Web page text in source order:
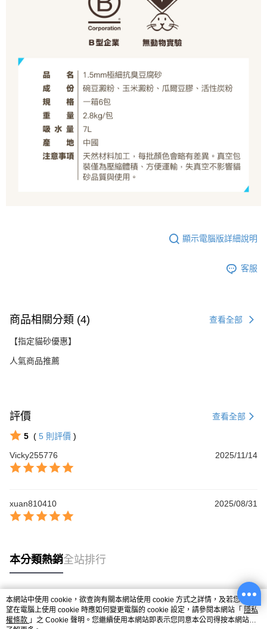
顯示電腦版詳細說明
客服
商品相關分類 (4) 查看全部
【指定貓砂優惠】
人氣商品推薦
評價 查看全部
5 ( 5 則評價 )
Vicky255776
2025/11/14
xuan810410 2025/08/31
本分類熱銷全站排行
熱門標籤
本網站中使用 cookie，欲查詢有關本網站使用 cookie 方式之詳情，及若您不希
望在電腦上使用 cookie 時應如何變更電腦的 cookie 設定，請參閱本網站「 隱私
權條款 」之 Cookie 聲明。您繼續使用本網站即表示您同意本公司得按本網站使